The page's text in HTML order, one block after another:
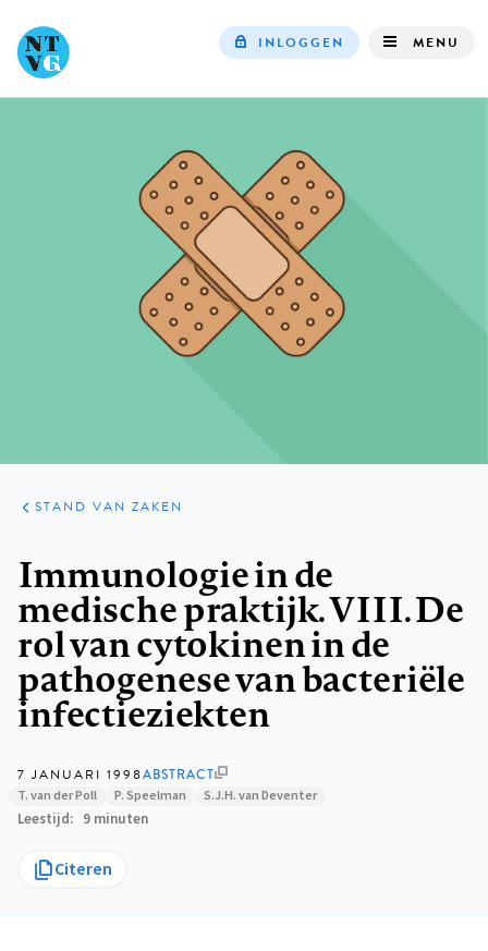
INLOGGEN MENU
ARTIKELEN
PRAKTIJK
STAND VAN ZAKEN
Immunologie in de
medische praktijk. VIII. De
rol van cytokinen in de
pathogenese van bacteriële
infectieziekten
7 JANUARI 1998ABSTRACT
T. van der Poll
P. Speelman S.J.H. van Deventer
Leestijd 9 minuten
Citeren